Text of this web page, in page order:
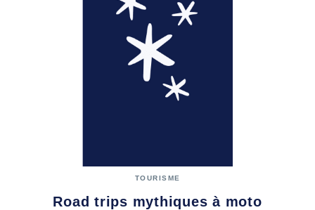
TOURISME
Road trips mythiques à moto